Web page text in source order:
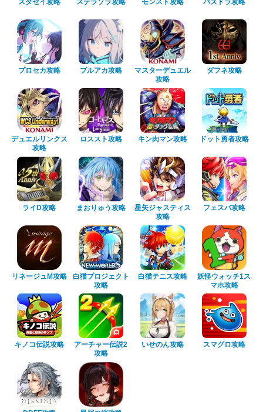
スタセイ攻略 ステラソラ攻略 モンスト攻略 パズドラ攻略
プロセカ攻略 ブルアカ攻略
マスターデュエル
攻略
ダフネ攻略
デュエルリンクス
攻略
ロススト攻略 キン肉マン攻略 ドット勇者攻略
ライD攻略 まおりゅう攻略
星矢ジャスティス
攻略
フェスバ攻略
リネージュM攻略
白猫プロジェクト
攻略
白猫テニス攻略
妖怪ウォッチ1ス
マホ攻略
キノコ伝説攻略
アーチャー伝説2
攻略
いせのん攻略 スマグロ攻略